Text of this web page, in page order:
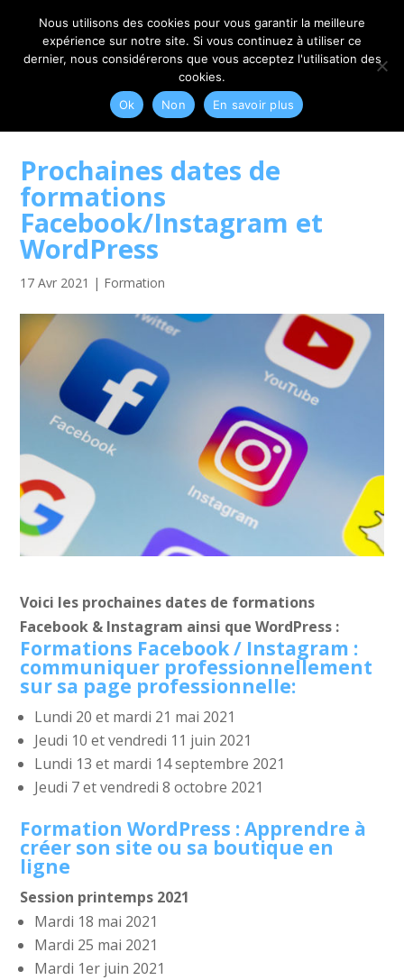
06 79 42 10 00 CONTACT@MYRIAM-CORBET.NET
Prochaines dates de
formations
Facebook/Instagram et
WordPress
17 Avr 2021 | Formation
Voici les prochaines dates de formations
Facebook & Instagram ainsi que WordPress :
Formations Facebook / Instagram :
communiquer professionnellement
sur sa page professionnelle:
Lundi 20 et mardi 21 mai 2021
Jeudi 10 et vendredi 11 juin 2021
Lundi 13 et mardi 14 septembre 2021
Jeudi 7 et vendredi 8 octobre 2021
Formation WordPress : Apprendre à
créer son site ou sa boutique en
ligne
Session printemps 2021
Mardi 18 mai 2021
Mardi 25 mai 2021
Mardi 1er juin 2021
Nous utilisons des cookies pour vous garantir la meilleure
expérience sur notre site. Si vous continuez à utiliser ce
dernier, nous considérerons que vous acceptez l'utilisation des
cookies.
Ok
Non En savoir plus